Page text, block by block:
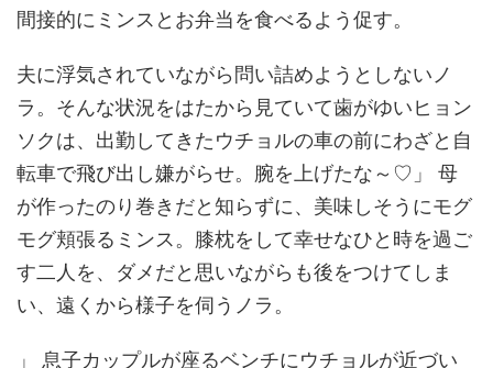
間接的にミンスとお弁当を食べるよう促す。
夫に浮気されていながら問い詰めようとしないノ
ラ。そんな状況をはたから見ていて歯がゆいヒョン
ソクは、出勤してきたウチョルの車の前にわざと自
転車で飛び出し嫌がらせ。腕を上げたな～♡」 母
が作ったのり巻きだと知らずに、美味しそうにモグ
モグ頬張るミンス。膝枕をして幸せなひと時を過ご
す二人を、ダメだと思いながらも後をつけてしま
い、遠くから様子を伺うノラ。
」 息子カップルが座るベンチにウチョルが近づい